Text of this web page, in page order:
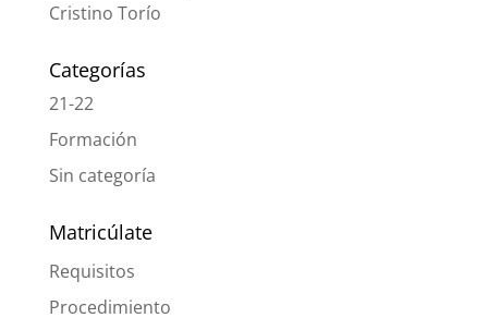
Cristino Torío
Categorías
21-22
Formación
Sin categoría
Matricúlate
Requisitos
Procedimiento